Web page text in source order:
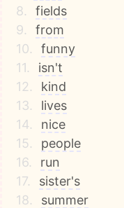
8.
fields
9.
from
10.
funny
11.
isn't
12.
kind
13.
lives
14.
nice
15.
people
16.
run
17.
sister's
18.
summer